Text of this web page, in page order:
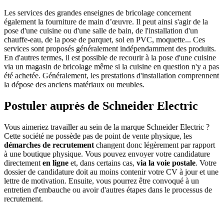
Les services des grandes enseignes de bricolage concernent
également la fourniture de main d’œuvre. Il peut ainsi s'agir de la
pose d'une cuisine ou d'une salle de bain, de l'installation d'un
chauffe-eau, de la pose de parquet, sol en PVC, moquette... Ces
services sont proposés généralement indépendamment des produits.
En d'autres termes, il est possible de recourir à la pose d'une cuisine
via un magasin de bricolage même si la cuisine en question n'y a pas
été achetée. Généralement, les prestations d'installation comprennent
la dépose des anciens matériaux ou meubles.
Postuler auprès de Schneider Electric
Vous aimeriez travailler au sein de la marque Schneider Electric ?
Cette société ne possède pas de point de vente physique, les
démarches de recrutement changent donc légèrement par rapport
à une boutique physique. Vous pouvez envoyer votre candidature
directement en ligne et, dans certains cas, via la voie postale. Votre
dossier de candidature doit au moins contenir votre CV à jour et une
lettre de motivation. Ensuite, vous pourrez être convoqué à un
entretien d'embauche ou avoir d'autres étapes dans le processus de
recrutement.